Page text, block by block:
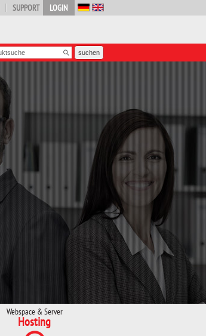
LOGIN
SUPPORT
Webspace & Server
Hosting